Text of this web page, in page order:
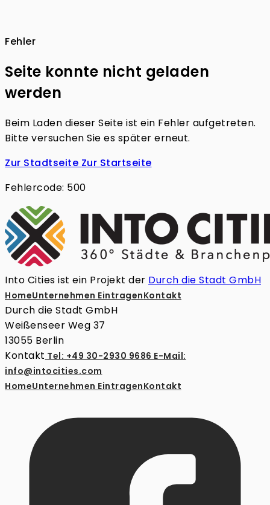
Fehler
Seite konnte nicht geladen
werden
Beim Laden dieser Seite ist ein Fehler aufgetreten.
Bitte versuchen Sie es später erneut.
Zur Stadtseite Zur Startseite
Fehlercode: 500
Into Cities ist ein Projekt der Durch die Stadt GmbH
HomeUnternehmen EintragenKontakt
Durch die Stadt GmbH
Weißenseer Weg 37
13055 Berlin
Kontakt Tel: +49 30-2930 9686 E-Mail:
info@intocities.com
HomeUnternehmen EintragenKontakt